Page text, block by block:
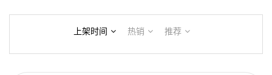
上架时间 热销 推荐